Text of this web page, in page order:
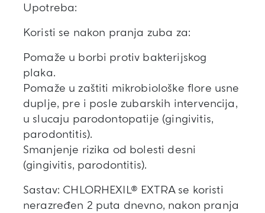
Upotreba:
Koristi se nakon pranja zuba za:
Pomaže u borbi protiv bakterijskog
plaka.
Pomaže u zaštiti mikrobiološke flore usne
duplje, pre i posle zubarskih intervencija,
u slucaju parodontopatije (gingivitis,
parodontitis).
Smanjenje rizika od bolesti desni
(gingivitis, parodontitis).
Sastav: CHLORHEXIL® EXTRA se koristi
nerazređen 2 puta dnevno, nakon pranja